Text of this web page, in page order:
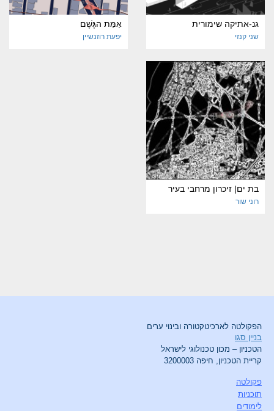
גנ-אתיקה שימורית
שני קנזי
אַמַּת הגֶּשֶׁם
יפעת רוזנשיין
בת ים| זיכרון מרחבי בעיר
רוני שור
הפקולטה לארכיטקטורה ובינוי ערים
בניין סגו
הטכניון – מכון טכנולוגי לישראל
קריית הטכניון, חיפה 3200003
פקולטה
תוכניות
לימודים